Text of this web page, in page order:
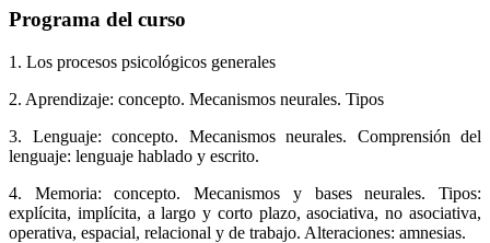
Programa del curso
1. Los procesos psicológicos generales
2. Aprendizaje: concepto. Mecanismos neurales. Tipos
3. Lenguaje: concepto. Mecanismos neurales. Comprensión del
lenguaje: lenguaje hablado y escrito.
4. Memoria: concepto. Mecanismos y bases neurales. Tipos:
explícita, implícita, a largo y corto plazo, asociativa, no asociativa,
operativa, espacial, relacional y de trabajo. Alteraciones: amnesias.